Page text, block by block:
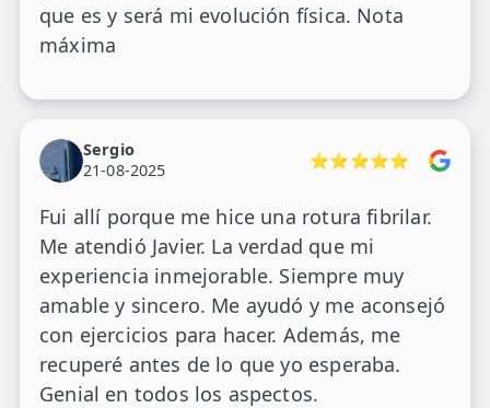
que es y será mi evolución física. Nota
máxima
Sergio
21-08-2025
⭐⭐⭐⭐⭐
Fui allí porque me hice una rotura fibrilar.
Me atendió Javier. La verdad que mi
experiencia inmejorable. Siempre muy
amable y sincero. Me ayudó y me aconsejó
con ejercicios para hacer. Además, me
recuperé antes de lo que yo esperaba.
Genial en todos los aspectos.